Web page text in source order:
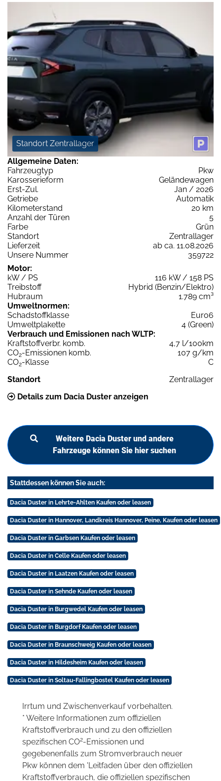
Standort Zentrallager
Allgemeine Daten:
Fahrzeugtyp
Pkw
Karosserieform
Geländewagen
Erst-Zul.
Jan / 2026
Getriebe
Automatik
Kilometerstand
20 km
Anzahl der Türen
5
Farbe
Grün
Standort
Zentrallager
Lieferzeit
ab ca. 11.08.2026
Unsere Nummer
359722
Motor:
kW / PS
116 kW / 158 PS
Treibstoff
Hybrid (Benzin/Elektro)
Hubraum
1.789 cm³
Umweltnormen:
Schadstoffklasse
Euro6
Umweltplakette
4 (Green)
Verbrauch und Emissionen nach WLTP:
Kraftstoffverbr. komb.
4,7 l/100km
CO2-Emissionen komb.
107 g/km
CO2-Klasse
C
Standort
Zentrallager
Details zum Dacia Duster anzeigen
Weitere Dacia Duster und andere
Fahrzeuge können Sie hier suchen
Stattdessen können Sie auch:
Dacia Duster in Lehrte-Ahlten Kaufen oder leasen
Dacia Duster in Hannover, Landkreis Hannover, Peine, Kaufen oder leasen
Dacia Duster in Garbsen Kaufen oder leasen
Dacia Duster in Celle Kaufen oder leasen
Dacia Duster in Laatzen Kaufen oder leasen
Dacia Duster in Sehnde Kaufen oder leasen
Dacia Duster in Burgwedel Kaufen oder leasen
Dacia Duster in Burgdorf Kaufen oder leasen
Dacia Duster in Braunschweig Kaufen oder leasen
Dacia Duster in Hildesheim Kaufen oder leasen
Dacia Duster in Soltau-Fallingbostel Kaufen oder leasen
Irrtum und Zwischenverkauf vorbehalten.
* Weitere Informationen zum offiziellen
Kraftstoffverbrauch und zu den offiziellen
spezifischen CO2-Emissionen und
gegebenenfalls zum Stromverbrauch neuer
Pkw können dem 'Leitfaden über den offiziellen
Kraftstoffverbrauch, die offiziellen spezifischen